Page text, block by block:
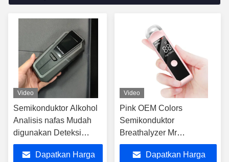
Video
Semikonduktor Alkohol
Analisis nafas Mudah
digunakan Deteksi
kisaran 0-400mg/100ml
Dapatkan Harga
Video
Pink OEM Colors
Semikonduktor
Breathalyzer Mr
Black1000 Untuk
penggunaan rumah
Dapatkan Harga